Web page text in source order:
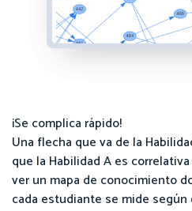
¡Se complica rápido!
Una flecha que va de la
que la Habilidad A es
ver un mapa de conocimiento
cada estudiante se mide